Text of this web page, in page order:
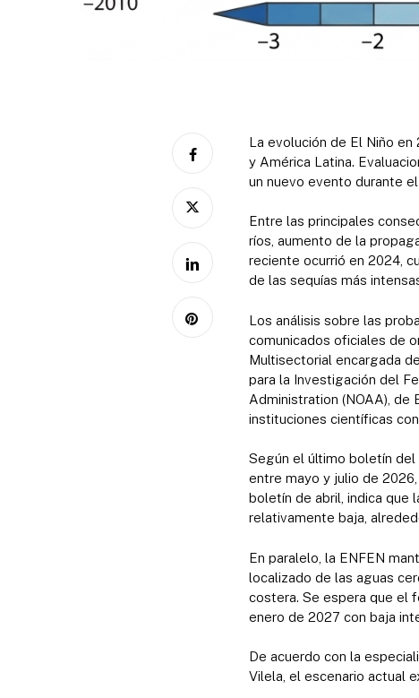
La evolución de El Niño
y América Latina.
un nuevo evento durante
Entre las principales
ríos, aumento de la
reciente ocurrió en 2024,
de las sequías más
Los análisis sobre las
comunicados oficiales de
Multisectorial encargada
para la Investigación del
Administration (NOAA), de
instituciones científicas
Según el último boletín del
entre mayo y julio de
boletín de abril, indica que
relativamente baja,
En paralelo, la ENFEN
localizado de las aguas
costera. Se espera que el
enero de 2027 con baja
De acuerdo con la
Vilela, el escenario actual